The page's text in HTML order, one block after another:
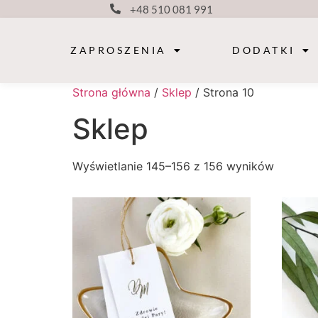
+48 510 081 991
ZAPROSZENIA DODATKI
Strona główna / Sklep / Strona 10
Sklep
Wyświetlanie 145–156 z 156 wyników